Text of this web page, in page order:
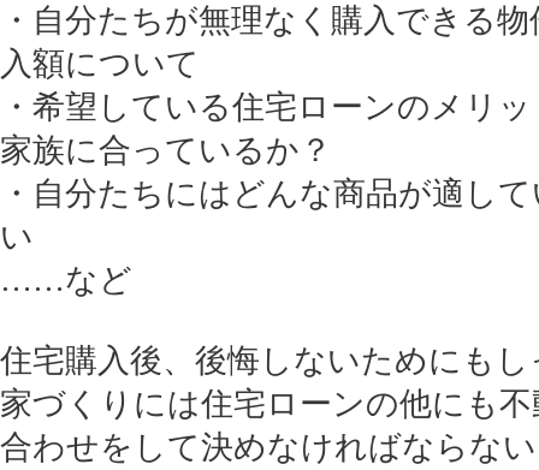
・自分たちが無理なく購入できる
入額について
・希望している住宅ローンのメリ
家族に合っているか？
・自分たちにはどんな商品が適し
い
……など
住宅購入後、後悔しないためにも
家づくりには住宅ローンの他にも
合わせをして決めなければならな